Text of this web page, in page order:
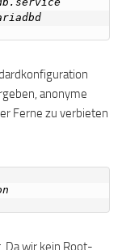
anonyme
Ferne zu verbieten
Da wir kein Root-